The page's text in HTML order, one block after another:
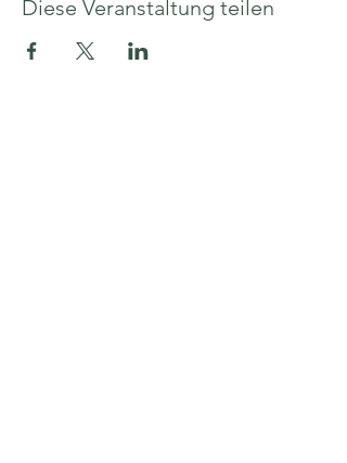
Diese Veranstaltung teilen